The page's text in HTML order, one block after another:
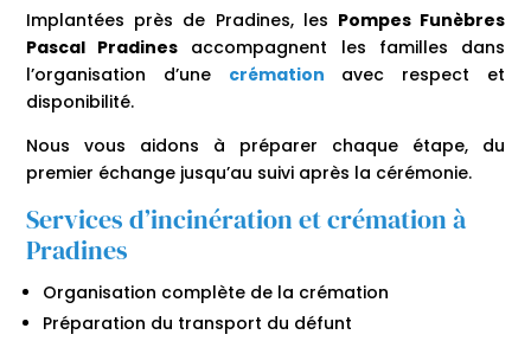
Implantées près de Pradines, les Pompes Funèbres
Pascal Pradines accompagnent les familles dans
l’organisation d’une crémation avec respect et
disponibilité.
Nous vous aidons à préparer chaque étape, du
premier échange jusqu’au suivi après la cérémonie.
Services d’incinération et crémation à
Pradines
Organisation complète de la crémation
Préparation du transport du défunt